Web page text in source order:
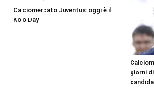
Calciomercato Juventus: oggi è il
Kolo Day
giorni